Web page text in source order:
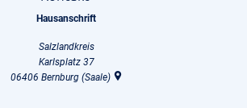
Hausanschrift
Salzlandkreis
Karlsplatz 37
06406 Bernburg (Saale)